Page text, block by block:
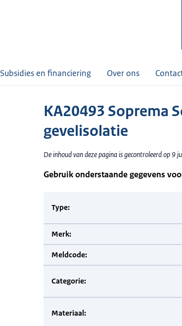
Subsidies en financiering Over ons
KA20493 Soprema
gevelisolatie
De inhoud van deze pagina is gecontroleerd op 9
Gebruik onderstaande gegevens
Type:
Merk:
Meldcode:
Categorie:
Materiaal: